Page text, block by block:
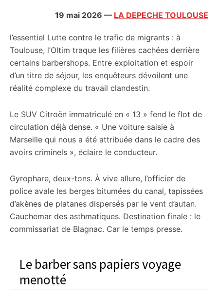
19 mai 2026 — LA DEPECHE TOULOUSE
l’essentiel Lutte contre le trafic de migrants : à
Toulouse, l’Oltim traque les filières cachées derrière
certains barbershops. Entre exploitation et espoir
d’un titre de séjour, les enquêteurs dévoilent une
réalité complexe du travail clandestin.
Le SUV Citroën immatriculé en « 13 » fend le flot de
circulation déjà dense. « Une voiture saisie à
Marseille qui nous a été attribuée dans le cadre des
avoirs criminels », éclaire le conducteur.
Gyrophare, deux-tons. À vive allure, l’officier de
police avale les berges bitumées du canal, tapissées
d’akènes de platanes dispersés par le vent d’autan.
Cauchemar des asthmatiques. Destination finale : le
commissariat de Blagnac. Car le temps presse.
Le barber sans papiers voyage
menotté